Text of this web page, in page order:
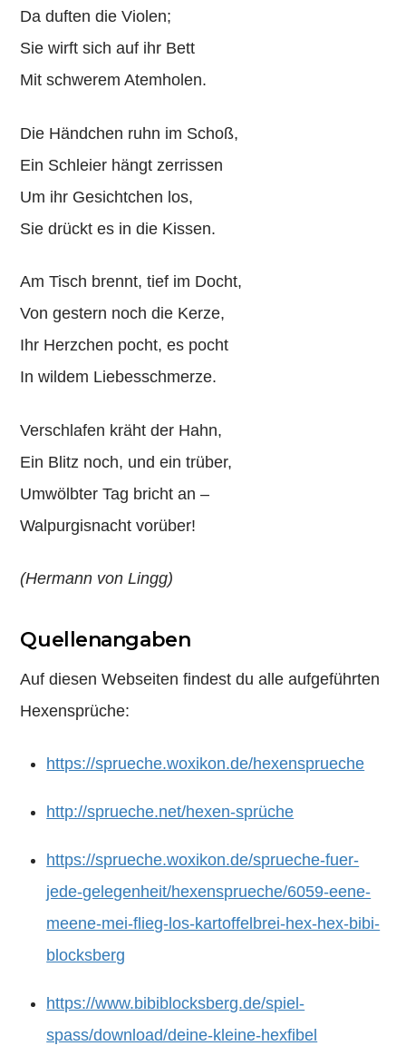
Da duften die Violen;
Sie wirft sich auf ihr Bett
Mit schwerem Atemholen.
Die Händchen ruhn im Schoß,
Ein Schleier hängt zerrissen
Um ihr Gesichtchen los,
Sie drückt es in die Kissen.
Am Tisch brennt, tief im Docht,
Von gestern noch die Kerze,
Ihr Herzchen pocht, es pocht
In wildem Liebesschmerze.
Verschlafen kräht der Hahn,
Ein Blitz noch, und ein trüber,
Umwölbter Tag bricht an –
Walpurgisnacht vorüber!
(Hermann von Lingg)
Quellenangaben
Auf diesen Webseiten findest du alle aufgeführten
Hexensprüche:
https://sprueche.woxikon.de/hexensprueche
http://sprueche.net/hexen-sprüche
https://sprueche.woxikon.de/sprueche-fuer-
jede-gelegenheit/hexensprueche/6059-eene-
meene-mei-flieg-los-kartoffelbrei-hex-hex-bibi-
blocksberg
https://www.bibiblocksberg.de/spiel-
spass/download/deine-kleine-hexfibel